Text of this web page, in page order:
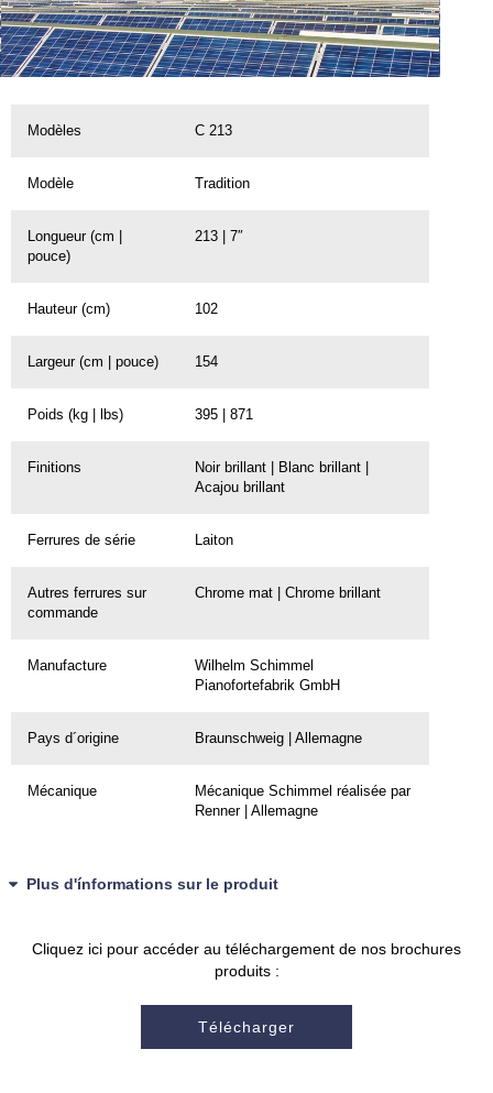
Modèles C 213
Modèle Tradition
Longueur (cm |
pouce)
213 | 7″
Hauteur (cm) 102
Largeur (cm | pouce) 154
Poids (kg | lbs) 395 | 871
Finitions
Noir brillant | Blanc brillant |
Acajou brillant
Ferrures de série Laiton
Autres ferrures sur
commande
Chrome mat | Chrome brillant
Manufacture
Wilhelm Schimmel
Pianofortefabrik GmbH
Pays d´origine Braunschweig | Allemagne
Mécanique
Mécanique Schimmel réalisée par
Renner | Allemagne
Plus d'ínformations sur le produit
Cliquez ici pour accéder au téléchargement de nos brochures
produits :
Télécharger